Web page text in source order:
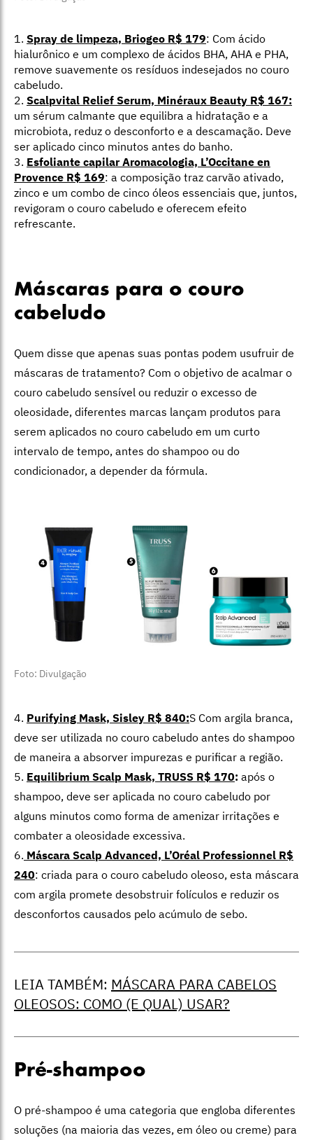
1. Spray de limpeza, Briogeo R$ 179: Com ácido
hialurônico e um complexo de ácidos BHA, AHA e PHA,
remove suavemente os resíduos indesejados no couro
cabeludo.
2. Scalpvital Relief Serum, Minéraux Beauty R$ 167:
um sérum calmante que equilibra a hidratação e a
microbiota, reduz o desconforto e a descamação. Deve
ser aplicado cinco minutos antes do banho.
3. Esfoliante capilar Aromacologia, L’Occitane en
Provence R$ 169: a composição traz carvão ativado,
zinco e um combo de cinco óleos essenciais que, juntos,
revigoram o couro cabeludo e oferecem efeito
refrescante.
Máscaras para o couro
cabeludo
Quem disse que apenas suas pontas podem usufruir de
máscaras de tratamento? Com o objetivo de acalmar o
couro cabeludo sensível ou reduzir o excesso de
oleosidade, diferentes marcas lançam produtos para
serem aplicados no couro cabeludo em um curto
intervalo de tempo, antes do shampoo ou do
condicionador, a depender da fórmula.
Foto: Divulgação
4. Purifying Mask, Sisley R$ 840:S Com argila branca,
deve ser utilizada no couro cabeludo antes do shampoo
de maneira a absorver impurezas e purificar a região.
5. Equilibrium Scalp Mask, TRUSS R$ 170: após o
shampoo, deve ser aplicada no couro cabeludo por
alguns minutos como forma de amenizar irritações e
combater a oleosidade excessiva.
6. Máscara Scalp Advanced, L’Oréal Professionnel R$
240: criada para o couro cabeludo oleoso, esta máscara
com argila promete desobstruir folículos e reduzir os
desconfortos causados pelo acúmulo de sebo.
LEIA TAMBÉM: MÁSCARA PARA CABELOS
OLEOSOS: COMO (E QUAL) USAR?
Pré-shampoo
O pré-shampoo é uma categoria que engloba diferentes
soluções (na maioria das vezes, em óleo ou creme) para